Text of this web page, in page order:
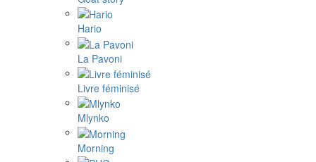
Hario
La Pavoni
Livre féminisé
Mlynko
Morning